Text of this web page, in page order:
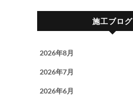
施工ブログ
2026年8月
2026年7月
2026年6月